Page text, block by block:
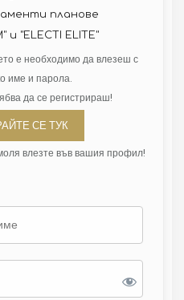
планове
и "ELECTI ELITE"
е необходимо да влезеш с
име и парола.
да се регистрираш!
СЕ ТУК
влезте във вашия профил!